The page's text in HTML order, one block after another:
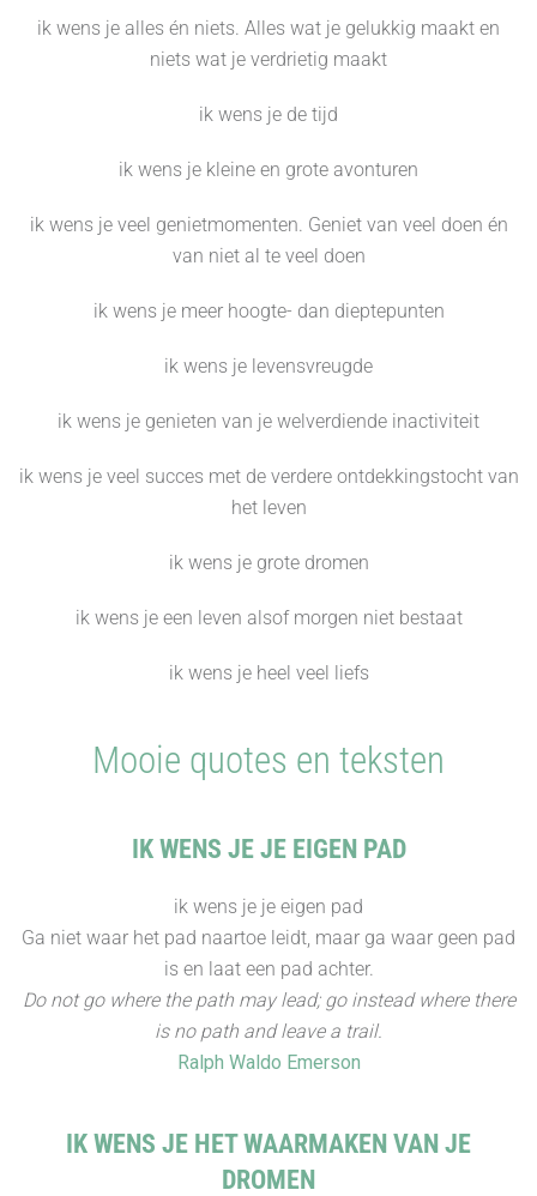
ik wens je alles én niets. Alles wat je gelukkig maakt en
niets wat je verdrietig maakt
ik wens je de tijd
ik wens je kleine en grote avonturen
ik wens je veel genietmomenten. Geniet van veel doen én
van niet al te veel doen
ik wens je meer hoogte- dan dieptepunten
ik wens je levensvreugde
ik wens je genieten van je welverdiende inactiviteit
ik wens je veel succes met de verdere ontdekkingstocht van
het leven
ik wens je grote dromen
ik wens je een leven alsof morgen niet bestaat
ik wens je heel veel liefs
Mooie quotes en teksten
IK WENS JE JE EIGEN PAD
ik wens je je eigen pad
Ga niet waar het pad naartoe leidt, maar ga waar geen pad
is en laat een pad achter.
Do not go where the path may lead; go instead where there
is no path and leave a trail.
Ralph Waldo Emerson
IK WENS JE HET WAARMAKEN VAN JE
DROMEN